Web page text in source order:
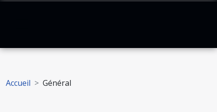
Accueil Général